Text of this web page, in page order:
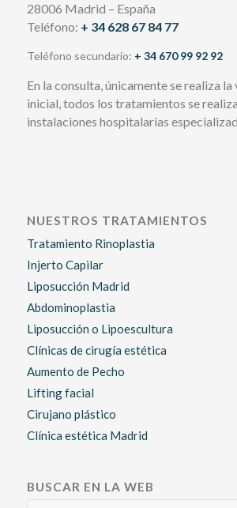
28006 Madrid – España
Teléfono: + 34 628 67 84 77
Teléfono secundario: + 34 670 99 92 92
En la consulta, únicamente se realiza
inicial, todos los tratamientos se
instalaciones hospitalarias
NUESTROS TRATAMIENTOS
Tratamiento Rinoplastia
Injerto Capilar
Liposucción Madrid
Abdominoplastia
Liposucción o Lipoescultura
Clínicas de cirugía estética
Aumento de Pecho
Lifting facial
Cirujano plástico
Clínica estética Madrid
BUSCAR EN LA WEB